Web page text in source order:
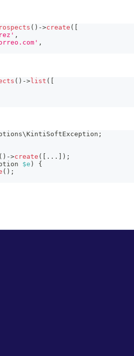
( ) ->create (
,
,
( ) -> list (
\KintiSoftException ;
( ) ->create ( ... ) ;
$e )
{
( ) ;